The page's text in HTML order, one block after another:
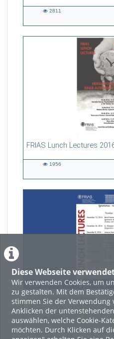
Diese Webseite
Wir verwenden Cookies, um
zu gestalten. Mit dem
stimmen Sie der Verwendung
Anklicken der
auswählen, welche Cookie-
möchten. Durch Klicken auf
2811
1956
1867
1867
views